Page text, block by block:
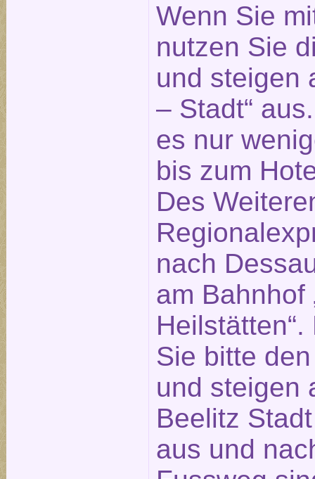
Wenn Sie
nutzen Sie
und steigen
– Stadt“
es nur
bis zum
Des
nach
am Bahnhof
Sie bitte
und steigen
Beelitz
aus und